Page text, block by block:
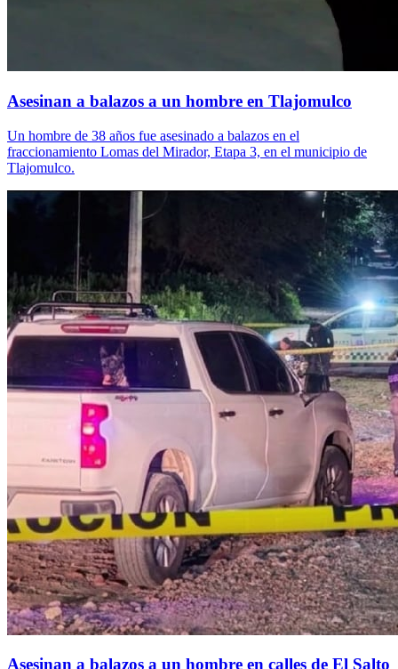
Asesinan a balazos a un hombre en Tlajomulco
Un hombre de 38 años fue asesinado a balazos en el
fraccionamiento Lomas del Mirador, Etapa 3, en el municipio de
Tlajomulco.
Asesinan a balazos a un hombre en calles de El Salto